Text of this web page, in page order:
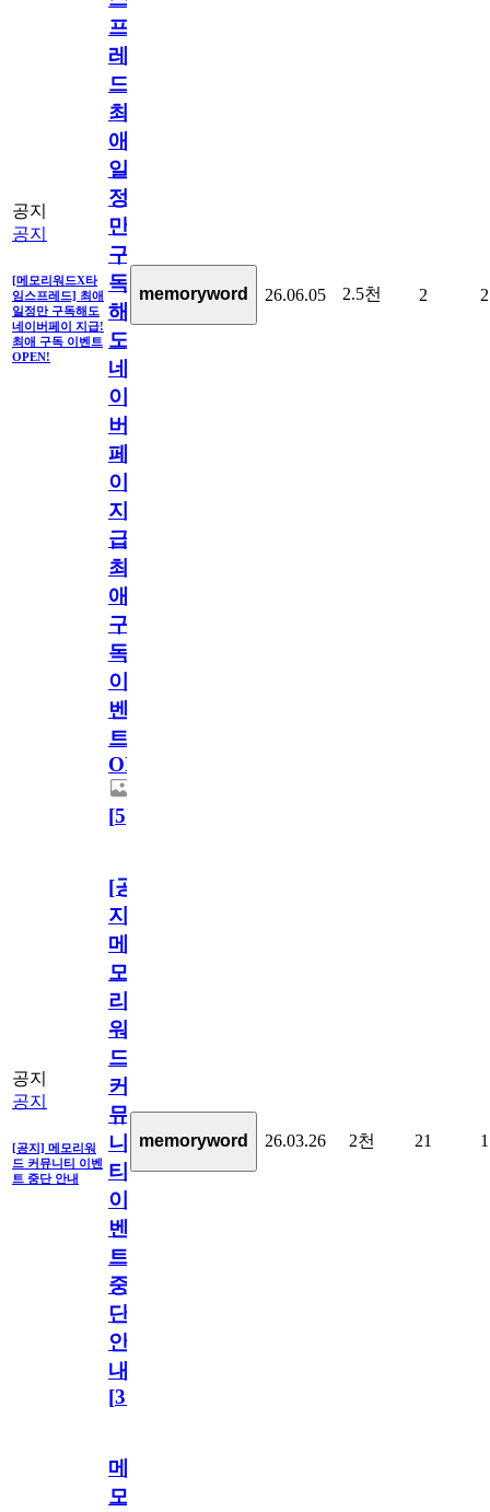
공지
공지
[메모리워드X타
임스프레드] 최애
일정만 구독해도
네이버페이 지급!
최애 구독 이벤트
OPEN!
프
레
드]
최
애
일
정
만
구
독
해
도
네
이
버
페
이
지
급!
최
애
구
독
이
벤
트
OPEN!
[5]
memoryword 26.06.05 2.5천 2 2
공지
공지
[공지] 메모리워
드 커뮤니티 이벤
트 중단 안내
[공
지]
메
모
리
워
드
커
뮤
니
티
이
벤
트
중
단
안
내
[31
memoryword 26.03.26 2천 21 1
메
모